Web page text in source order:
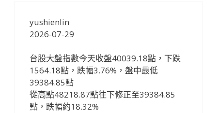
yushienlin
2026-07-29
台股大盤指數今天收盤40039.18點，下跌
1564.18點，跌幅3.76%，盤中最低
39384.85點
從高點48218.87點往下修正至39384.85
點，跌幅約18.32%